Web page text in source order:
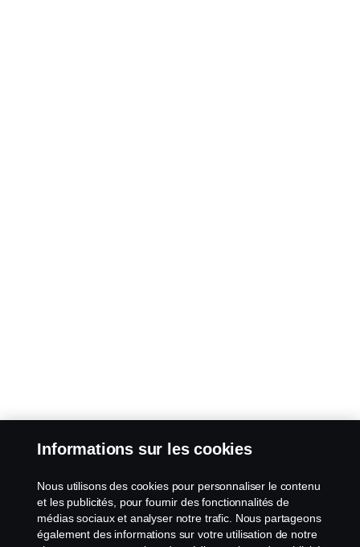
Informations sur les cookies
Nous utilisons des cookies pour personnaliser le contenu
et les publicités, pour fournir des fonctionnalités de
médias sociaux et analyser notre trafic. Nous partageons
également des informations sur votre utilisation de notre